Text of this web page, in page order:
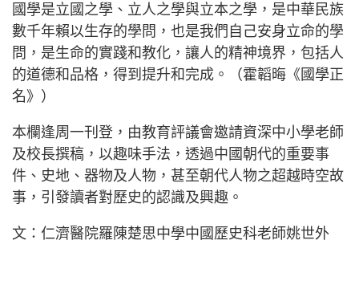
國學是立國之學、立人之學與立本之學，是中華民族
數千年賴以生存的學問，也是我們自己安身立命的學
問，是生命的實踐和教化，讓人的精神境界，包括人
的道德和品格，得到提升和完成。（霍韜晦《國學正
名》）
本欄逢周一刊登，由教育評議會邀請資深中小學老師
及校長撰稿，以趣味手法，透過中國朝代的重要事
件、史地、器物及人物，甚至朝代人物之超越時空故
事，引發讀者對歷史的認識及興趣。
文：仁濟醫院羅陳楚思中學中國歷史科老師姚世外